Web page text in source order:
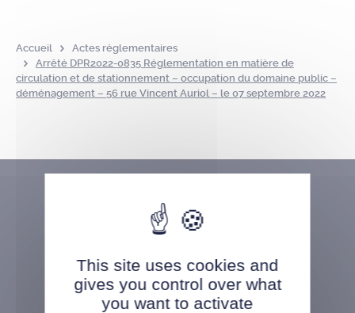
Accueil
Actes réglementaires
Arrêté DPR2022-0835 Réglementation en matière de
circulation et de stationnement – occupation du domaine public –
déménagement – 56 rue Vincent Auriol – le 07 septembre 2022
This site uses cookies and
gives you control over what
you want to activate